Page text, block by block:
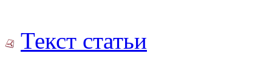
Текст статьи